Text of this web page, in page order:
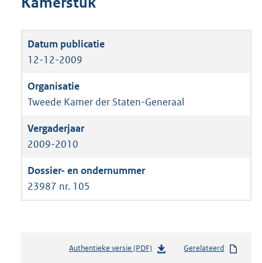
12-12-2009
Tweede Kamer der Staten-Generaal
2009-2010
23987 nr. 105
Authentieke versie (PDF)b
Gerelateerd